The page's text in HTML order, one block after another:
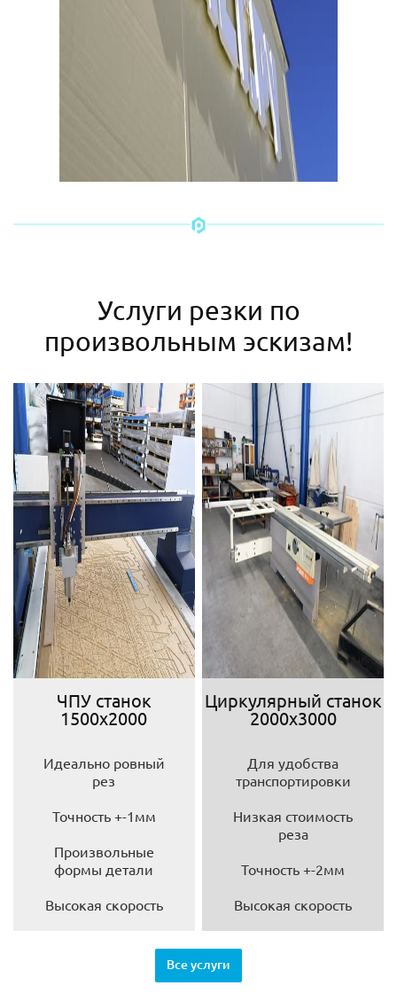
Услуги резки по
произвольным эскизам!
ЧПУ станок
1500х2000
Идеально ровный
рез
Точность +-1мм
Произвольные
формы детали
Высокая скорость
Циркулярный станок
2000х3000
Для удобства
транспортировки
Низкая стоимость
реза
Точность +-2мм
Высокая скорость
Все услуги